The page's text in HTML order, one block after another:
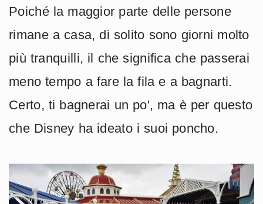
Poiché la maggior parte delle persone
rimane a casa, di solito sono giorni molto
più tranquilli, il che significa che passerai
meno tempo a fare la fila e a bagnarti.
Certo, ti bagnerai un po', ma è per questo
che Disney ha ideato i suoi poncho.